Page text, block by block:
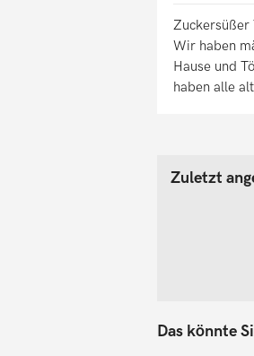
Zuckersüßer
Wir haben
Hause und
haben alle
Zuletzt
Das könnte